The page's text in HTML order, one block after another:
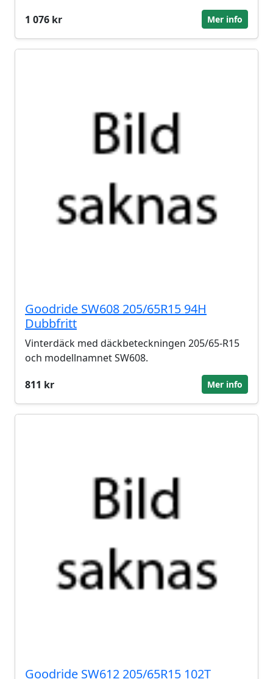
1 076 kr
Mer info
Goodride SW608 205/65R15 94H
Dubbfritt
Vinterdäck med däckbeteckningen 205/65-R15
och modellnamnet SW608.
811 kr
Mer info
Goodride SW612 205/65R15 102T